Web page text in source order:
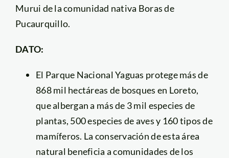
Murui de la comunidad nativa Boras de
Pucaurquillo.
DATO:
El Parque Nacional Yaguas protege más de
868 mil hectáreas de bosques en Loreto,
que albergan a más de 3 mil especies de
plantas, 500 especies de aves y 160 tipos de
mamíferos. La conservación de esta área
natural beneficia a comunidades de los